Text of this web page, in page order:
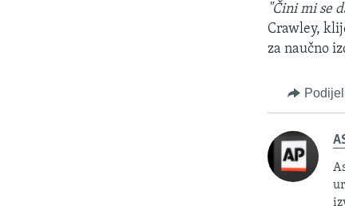
"Čini mi se
Crawley,
za naučno